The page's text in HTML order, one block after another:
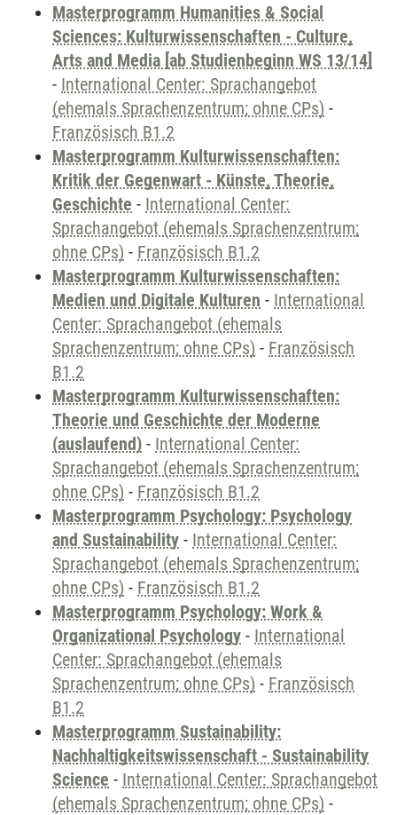
Masterprogramm Humanities & Social
Sciences: Kulturwissenschaften - Culture,
Arts and Media [ab Studienbeginn WS 13/14]
- International Center: Sprachangebot
(ehemals Sprachenzentrum; ohne CPs) -
Französisch B1.2
Masterprogramm Kulturwissenschaften:
Kritik der Gegenwart - Künste, Theorie,
Geschichte - International Center:
Sprachangebot (ehemals Sprachenzentrum;
ohne CPs) - Französisch B1.2
Masterprogramm Kulturwissenschaften:
Medien und Digitale Kulturen - International
Center: Sprachangebot (ehemals
Sprachenzentrum; ohne CPs) - Französisch
B1.2
Masterprogramm Kulturwissenschaften:
Theorie und Geschichte der Moderne
(auslaufend) - International Center:
Sprachangebot (ehemals Sprachenzentrum;
ohne CPs) - Französisch B1.2
Masterprogramm Psychology: Psychology
and Sustainability - International Center:
Sprachangebot (ehemals Sprachenzentrum;
ohne CPs) - Französisch B1.2
Masterprogramm Psychology: Work &
Organizational Psychology - International
Center: Sprachangebot (ehemals
Sprachenzentrum; ohne CPs) - Französisch
B1.2
Masterprogramm Sustainability:
Nachhaltigkeitswissenschaft - Sustainability
Science - International Center: Sprachangebot
(ehemals Sprachenzentrum; ohne CPs) -